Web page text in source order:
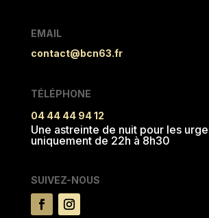
EMAIL
contact@bcn63.fr
TÉLÉPHONE
04 44 44 94 12
Une astreinte de nuit pour les
uniquement de 22h à 8h30
SUIVEZ-NOUS